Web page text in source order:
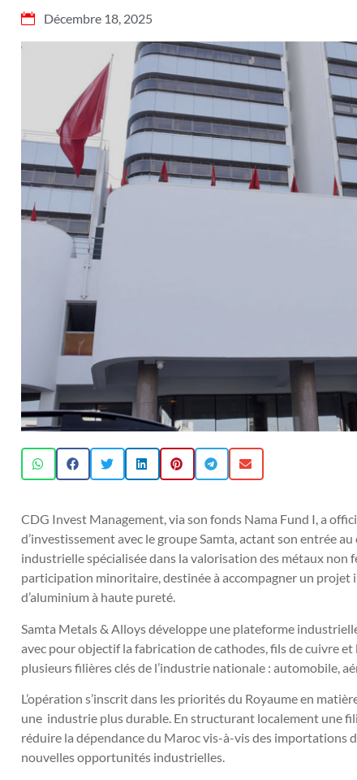
Décembre 18, 2025
CDG Invest Management, via son fonds Nama Fund I, a
d’investissement avec le groupe Samta, actant son entrée
industrielle spécialisée dans la valorisation des métaux non
participation minoritaire, destinée à accompagner un projet
d’aluminium à haute pureté.
Samta Metals & Alloys développe une plateforme
avec pour objectif la fabrication de cathodes, fils de cuivre
plusieurs filières clés de l’industrie nationale : automobile,
L’opération s’inscrit dans les priorités du Royaume en
une industrie plus durable. En structurant localement une
réduire la dépendance du Maroc vis-à-vis des importations
nouvelles opportunités industrielles.